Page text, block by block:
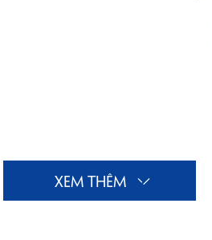
XEM THÊM